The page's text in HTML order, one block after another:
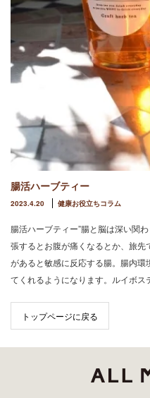
腸活ハーブティー
2023.4.20 健康お役立ちコラム
腸活ハーブティー”腸と脳は深い関
張するとお腹が痛くなるとか、旅
があると敏感に反応する腸。腸内
てくれるようになります。ルイボ
トップページに戻る